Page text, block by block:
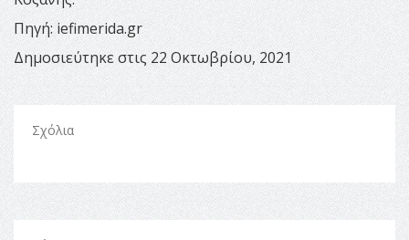
Πηγή: iefimerida.gr
Δημοσιεύτηκε στις 22 Οκτωβρίου, 2021
Σχόλια